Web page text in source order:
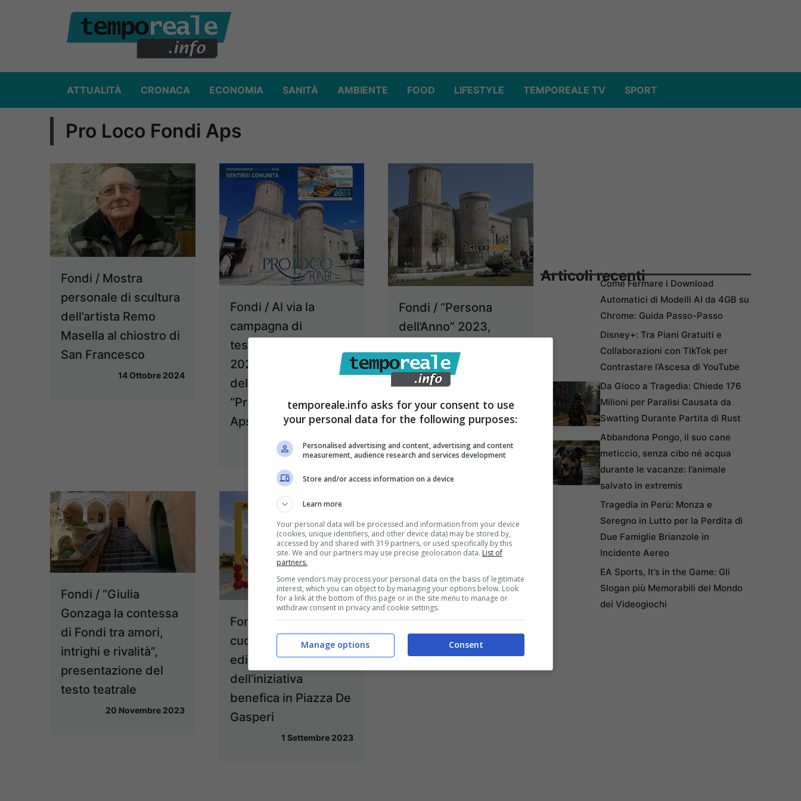
ATTUALITÀ CRONACA ECONOMIA SANITÀ AMBIENTE FOOD LIFESTYLE TEMPOREALE TV SPORT
Pro Loco Fondi Aps
Fondi / Mostra
personale di scultura
dell’artista Remo
Masella al chiostro di
San Francesco
14 Ottobre 2024
Fondi / Al via la
campagna di
tesseramento soci
2024
dell’associazione
“Pro Loco Fondi –
Aps”
16 Gennaio 2024
Fondi / “Persona
dell’Anno” 2023,
dicembre le
candidature della
undicesima edizione
5 Dicembre 2023
Fondi / “Giulia
Gonzaga la contessa
di Fondi tra amori,
intrighi e rivalità”,
presentazione del
testo teatrale
20 Novembre 2023
Fondi / “Progetto
cuore”, la settima
edizione
dell’iniziativa
benefica in Piazza De
Gasperi
1 Settembre 2023
Articoli recentiCome Fermare i Download
Automatici di Modelli AI da 4GB su
Chrome: Guida Passo-Passo
Disney+: Tra Piani Gratuiti e
Collaborazioni con TikTok per
Contrastare l’Ascesa di YouTube
Da Gioco a Tragedia: Chiede 176
Milioni per Paralisi Causata da
Swatting Durante Partita di Rust
Abbandona Pongo, il suo cane
meticcio, senza cibo né acqua
durante le vacanze: l’animale
salvato in extremis
Tragedia in Perù: Monza e
Seregno in Lutto per la Perdita di
Due Famiglie Brianzole in
Incidente Aereo
EA Sports, It’s in the Game: Gli
Slogan più Memorabili del Mondo
dei Videogiochi
temporeale.info asks for your consent to use
your personal data for the following purposes:
Personalised advertising and content, advertising and content
measurement, audience research and services development
Store and/or access information on a device
Learn more
Your personal data will be processed and information from your device
(cookies, unique identifiers, and other device data) may be stored by,
accessed by and shared with 319 partners, or used specifically by this
site. We and our partners may use precise geolocation data. List of
partners.
Some vendors may process your personal data on the basis of legitimate
interest, which you can object to by managing your options below. Look
for a link at the bottom of this page or in the site menu to manage or
withdraw consent in privacy and cookie settings.
Consent
Manage options